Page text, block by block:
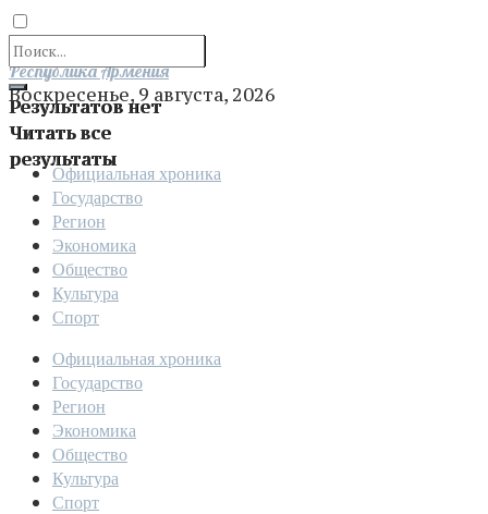
Результатов нет
Читать все
результаты
Отправить
Республика Армения
Воскресенье, 9 августа, 2026
Официальная хроника
Государство
Регион
Экономика
Общество
Культура
Спорт
Официальная хроника
Государство
Регион
Экономика
Общество
Культура
Спорт